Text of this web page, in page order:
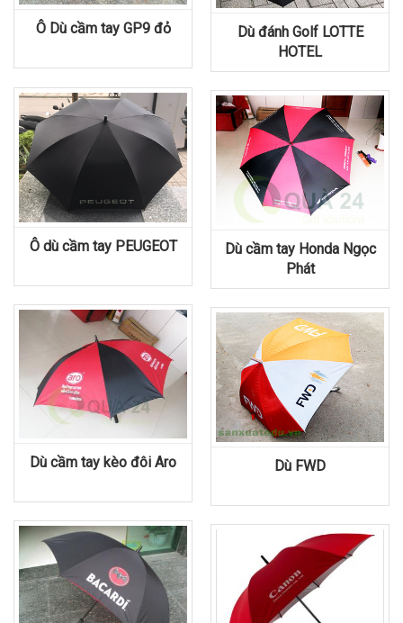
Ô Dù cầm tay GP9 đỏ
Dù đánh Golf LOTTE
HOTEL
Ô dù cầm tay PEUGEOT
Dù cầm tay Honda Ngọc
Phát
Dù cầm tay kèo đôi Aro Dù FWD